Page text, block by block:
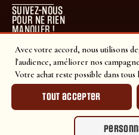
Avec votre accord, nous utilisons
l'audience, améliorer nos
Votre achat reste possible dans tous
Tout accepter
SUIVEZ-NOUS
POUR NE RIEN
MANQUER !